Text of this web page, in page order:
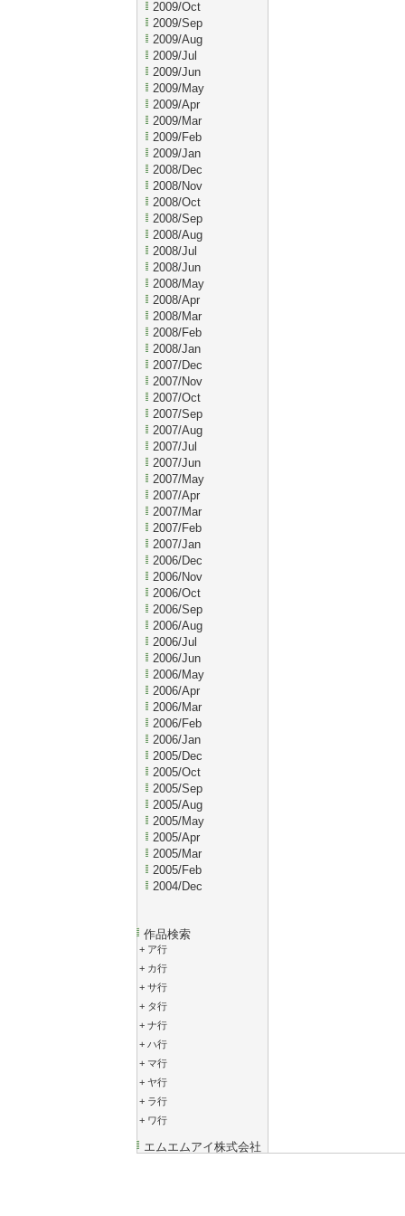
2009/Oct
2009/Sep
2009/Aug
2009/Jul
2009/Jun
2009/May
2009/Apr
2009/Mar
2009/Feb
2009/Jan
2008/Dec
2008/Nov
2008/Oct
2008/Sep
2008/Aug
2008/Jul
2008/Jun
2008/May
2008/Apr
2008/Mar
2008/Feb
2008/Jan
2007/Dec
2007/Nov
2007/Oct
2007/Sep
2007/Aug
2007/Jul
2007/Jun
2007/May
2007/Apr
2007/Mar
2007/Feb
2007/Jan
2006/Dec
2006/Nov
2006/Oct
2006/Sep
2006/Aug
2006/Jul
2006/Jun
2006/May
2006/Apr
2006/Mar
2006/Feb
2006/Jan
2005/Dec
2005/Oct
2005/Sep
2005/Aug
2005/May
2005/Apr
2005/Mar
2005/Feb
2004/Dec
作品検索
+ ア行
+ カ行
+ サ行
+ タ行
+ ナ行
+ ハ行
+ マ行
+ ヤ行
+ ラ行
+ ワ行
エムエムアイ株式会社